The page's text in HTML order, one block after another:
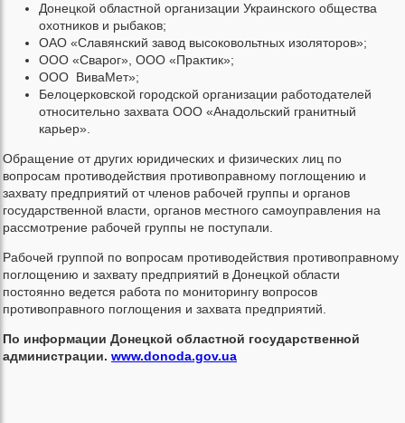
Донецкой областной организации Украинского общества
охотников и рыбаков;
ОАО «Славянский завод высоковольтных изоляторов»;
ООО «Сварог», ООО «Практик»;
ООО ВиваМет»;
Белоцерковской городской организации работодателей
относительно захвата ООО «Анадольский гранитный
карьер».
Обращение от других юридических и физических лиц по
вопросам противодействия противоправному поглощению и
захвату предприятий от членов рабочей группы и органов
государственной власти, органов местного самоуправления на
рассмотрение рабочей группы не поступали.
Рабочей группой по вопросам противодействия противоправному
поглощению и захвату предприятий в Донецкой области
постоянно ведется работа по мониторингу вопросов
противоправного поглощения и захвата предприятий.
По информации Донецкой областной государственной
администрации. www.donoda.gov.ua